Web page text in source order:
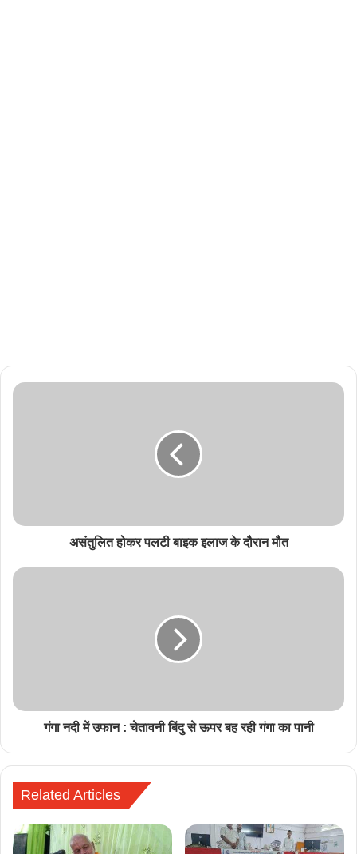
असंतुलित होकर पलटी बाइक इलाज के दौरान मौत
गंगा नदी में उफान : चेतावनी बिंदु से ऊपर बह रही गंगा का पानी
Related Articles